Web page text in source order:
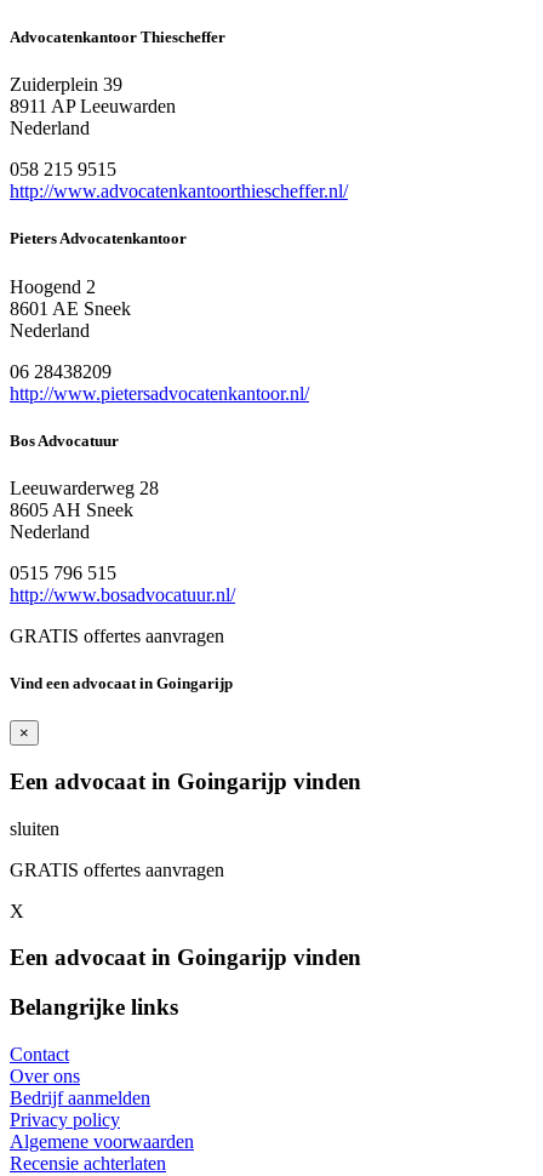
Advocatenkantoor Thiescheffer
Zuiderplein 39
8911 AP Leeuwarden
Nederland
058 215 9515
http://www.advocatenkantoorthiescheffer.nl/
Pieters Advocatenkantoor
Hoogend 2
8601 AE Sneek
Nederland
06 28438209
http://www.pietersadvocatenkantoor.nl/
Bos Advocatuur
Leeuwarderweg 28
8605 AH Sneek
Nederland
0515 796 515
http://www.bosadvocatuur.nl/
GRATIS offertes aanvragen
Vind een advocaat in Goingarijp
×
Een advocaat in Goingarijp vinden
sluiten
GRATIS offertes aanvragen
X
Een advocaat in Goingarijp vinden
Belangrijke links
Contact
Over ons
Bedrijf aanmelden
Privacy policy
Algemene voorwaarden
Recensie achterlaten